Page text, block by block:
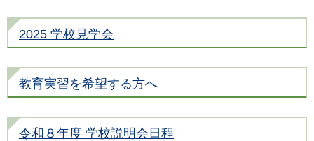
2025 学校見学会
教育実習を希望する方へ
令和８年度 学校説明会日程